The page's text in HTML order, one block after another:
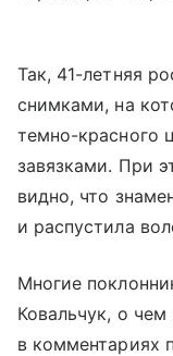
Так, 41-летняя
снимками, на
темно-красного
завязками. При
видно, что
и распустила
Многие
Ковальчук, о чем
в комментариях